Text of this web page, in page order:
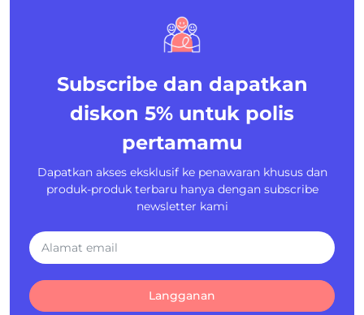
Subscribe dan dapatkan
diskon 5% untuk polis
pertamamu
Dapatkan akses eksklusif ke penawaran khusus dan
produk-produk terbaru hanya dengan subscribe
newsletter kami
Langganan